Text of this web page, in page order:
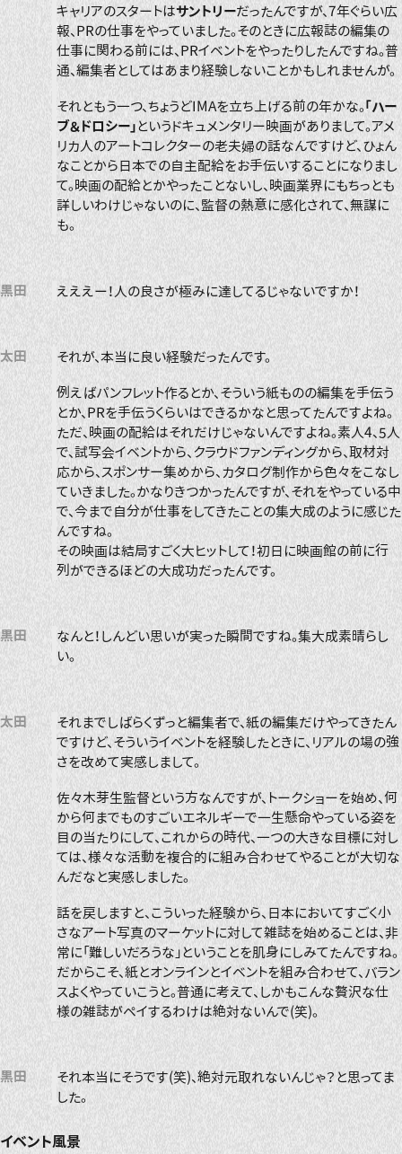
キャリアのスタートはサントリーだったんですが、7年ぐらい広
報、PRの仕事をやっていました。そのときに広報誌の編集の
仕事に関わる前には、PRイベントをやったりしたんですね。普
通、編集者としてはあまり経験しないことかもしれませんが。
それともう一つ、ちょうどIMAを立ち上げる前の年かな。「ハー
ブ＆ドロシー」というドキュメンタリー映画がありまして。アメ
リカ人のアートコレクターの老夫婦の話なんですけど、ひょん
なことから日本での自主配給をお手伝いすることになりまし
て。映画の配給とかやったことないし、映画業界にもちっとも
詳しいわけじゃないのに、監督の熱意に感化されて、無謀に
も。
黒田 えええー！人の良さが極みに達してるじゃないですか！
太田 それが、本当に良い経験だったんです。
例えばパンフレット作るとか、そういう紙ものの編集を手伝う
とか、PRを手伝うくらいはできるかなと思ってたんですよね。
ただ、映画の配給はそれだけじゃないんですよね。素人4、5人
で、試写会イベントから、クラウドファンディングから、取材対
応から、スポンサー集めから、カタログ制作から色々をこなし
ていきました。かなりきつかったんですが、それをやっている中
で、今まで自分が仕事をしてきたことの集大成のように感じた
んですね。
その映画は結局すごく大ヒットして！初日に映画館の前に行
列ができるほどの大成功だったんです。
黒田
なんと！しんどい思いが実った瞬間ですね。集大成素晴らし
い。
太田
それまでしばらくずっと編集者で、紙の編集だけやってきたん
ですけど、そういうイベントを経験したときに、リアルの場の強
さを改めて実感しまして。
佐々木芽生監督という方なんですが、トークショーを始め、何
から何までものすごいエネルギーで一生懸命やっている姿を
目の当たりにして、これからの時代、一つの大きな目標に対し
ては、様々な活動を複合的に組み合わせてやることが大切な
んだなと実感しました。
話を戻しますと、こういった経験から、日本においてすごく小
さなアート写真のマーケットに対して雑誌を始めることは、非
常に「難しいだろうな」ということを肌身にしみてたんですね。
だからこそ、紙とオンラインとイベントを組み合わせて、バラン
スよくやっていこうと。普通に考えて、しかもこんな贅沢な仕
様の雑誌がペイするわけは絶対ないんで(笑)。
黒田
それ本当にそうです(笑)、絶対元取れないんじゃ？と思ってま
した。
イベント風景